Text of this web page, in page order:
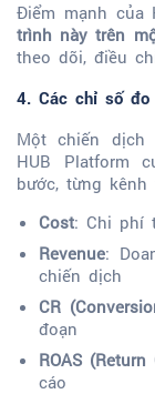
Điểm mạnh của
trình này trên
theo dõi, điều
4. Các chỉ số đo
Một chiến
HUB Platform
bước, từng
Cost: Chi phí
Revenue:
chiến dịch
CR
đoạn
ROAS
cáo